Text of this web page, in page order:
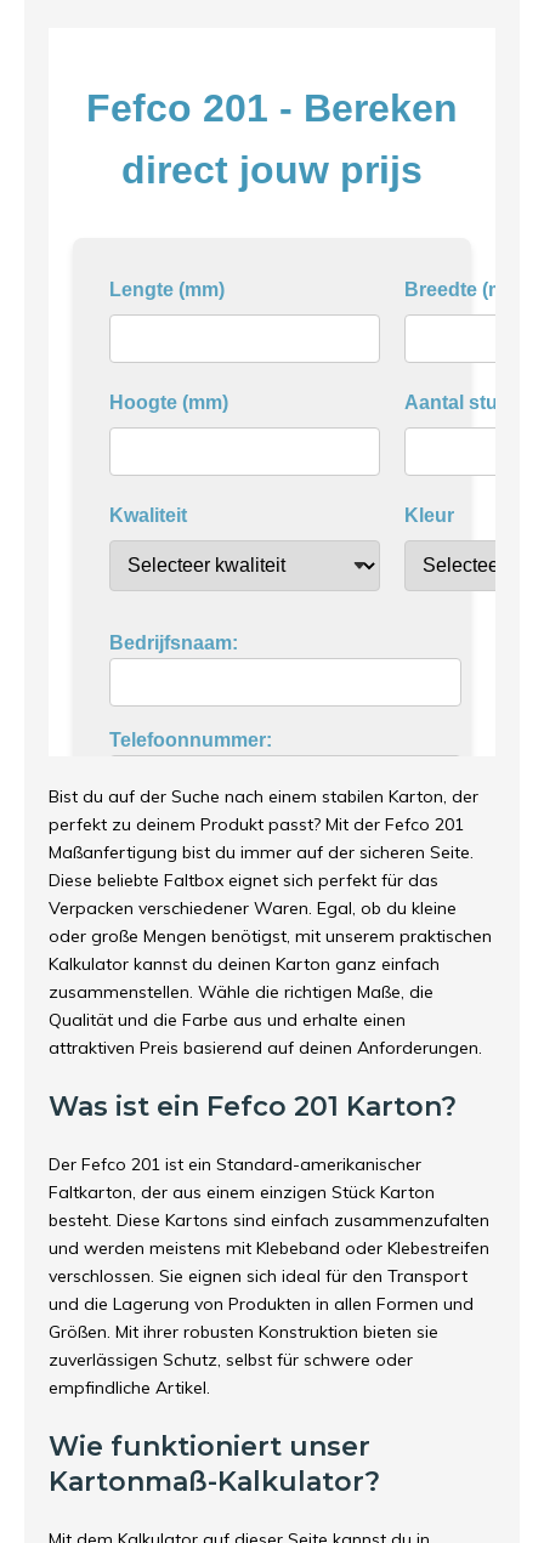
Bist du auf der Suche nach einem stabilen Karton, der
perfekt zu deinem Produkt passt? Mit der Fefco 201
Maßanfertigung bist du immer auf der sicheren Seite.
Diese beliebte Faltbox eignet sich perfekt für das
Verpacken verschiedener Waren. Egal, ob du kleine
oder große Mengen benötigst, mit unserem praktischen
Kalkulator kannst du deinen Karton ganz einfach
zusammenstellen. Wähle die richtigen Maße, die
Qualität und die Farbe aus und erhalte einen
attraktiven Preis basierend auf deinen Anforderungen.
Was ist ein Fefco 201 Karton?
Der Fefco 201 ist ein Standard-amerikanischer
Faltkarton, der aus einem einzigen Stück Karton
besteht. Diese Kartons sind einfach zusammenzufalten
und werden meistens mit Klebeband oder Klebestreifen
verschlossen. Sie eignen sich ideal für den Transport
und die Lagerung von Produkten in allen Formen und
Größen. Mit ihrer robusten Konstruktion bieten sie
zuverlässigen Schutz, selbst für schwere oder
empfindliche Artikel.
Wie funktioniert unser
Kartonmaß-Kalkulator?